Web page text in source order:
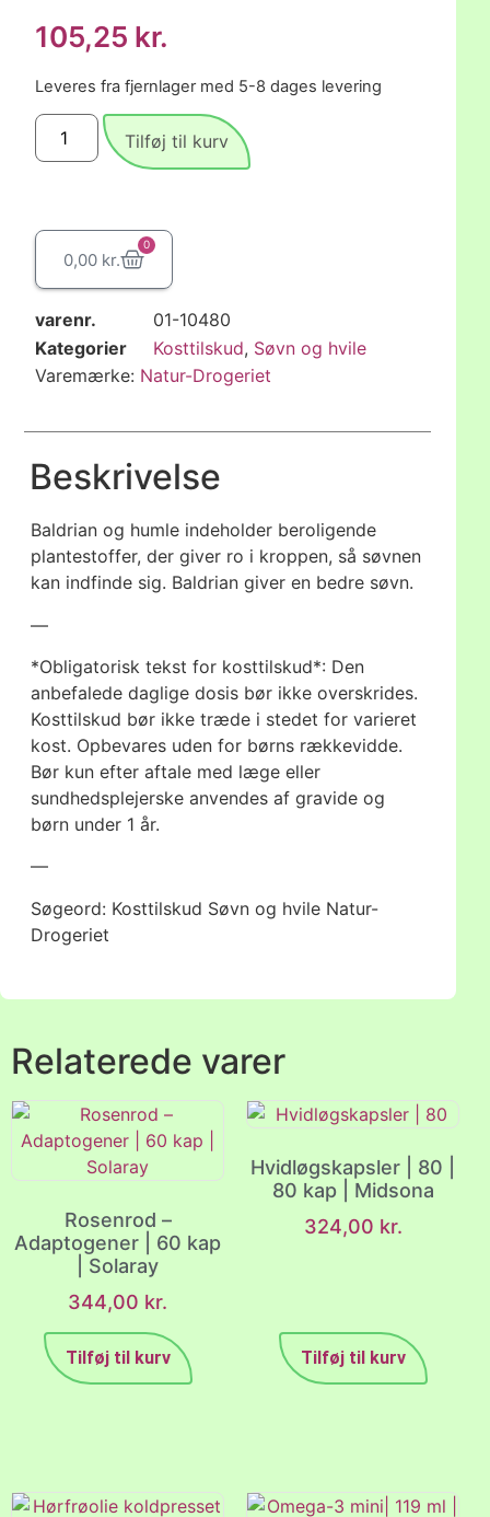
105,25 kr.
Leveres fra fjernlager med 5-8 dages levering
Tilføj til kurv
0,00 kr.
0
varenr.
01-10480
Kategorier
Kosttilskud, Søvn og hvile
Varemærke: Natur-Drogeriet
Beskrivelse
Baldrian og humle indeholder beroligende
plantestoffer, der giver ro i kroppen, så søvnen
kan indfinde sig. Baldrian giver en bedre søvn.
—
*Obligatorisk tekst for kosttilskud*: Den
anbefalede daglige dosis bør ikke overskrides.
Kosttilskud bør ikke træde i stedet for varieret
kost. Opbevares uden for børns rækkevidde.
Bør kun efter aftale med læge eller
sundhedsplejerske anvendes af gravide og
børn under 1 år.
—
Søgeord: Kosttilskud Søvn og hvile Natur-
Drogeriet
Relaterede varer
Rosenrod –
Adaptogener | 60 kap
| Solaray
344,00 kr.
Tilføj til kurv
Hvidløgskapsler | 80 |
80 kap | Midsona
324,00 kr.
Tilføj til kurv